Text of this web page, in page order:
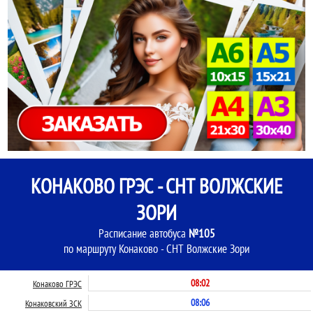
КОНАКОВО ГРЭС - СНТ ВОЛЖСКИЕ
ЗОРИ
Расписание автобуса №105
по маршруту Конаково - СНТ Волжские Зори
Конаково ГРЭС 08:02
Конаковский ЗСК 08:06